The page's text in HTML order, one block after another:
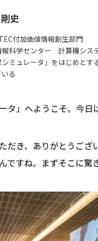
史
付加価値情報創生部門
報科学センター 計算機シス
シミュレータ」をはじめと
る
タ」へようこそ。今日
だき、ありがとうご
ですね。まずそこに驚